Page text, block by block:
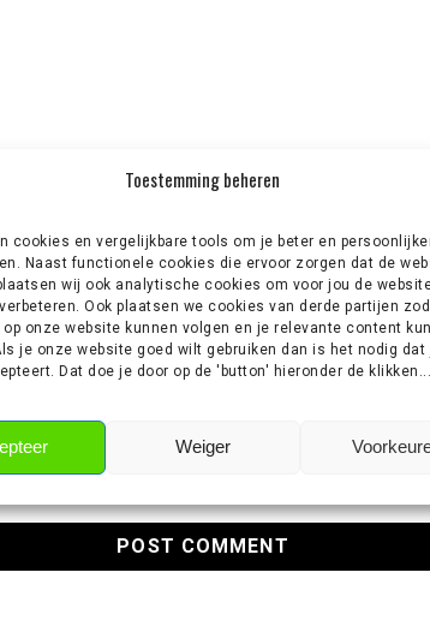
Toestemming beheren
cookies en vergelijkbare tools om je beter en
Naast functionele cookies die ervoor zorgen dat de
wij ook analytische cookies om voor jou de
Ook plaatsen we cookies van derde partijen
onze website kunnen volgen en je relevante content
je onze website goed wilt gebruiken dan is het nodig dat
Dat doe je door op de 'button' hieronder de klikken...
Weiger